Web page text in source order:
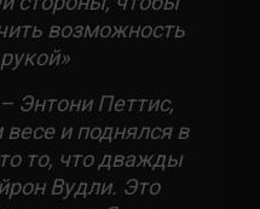
возможность
Энтони Петтис,
и поднялся в
то, что дважды
Вудли. Это